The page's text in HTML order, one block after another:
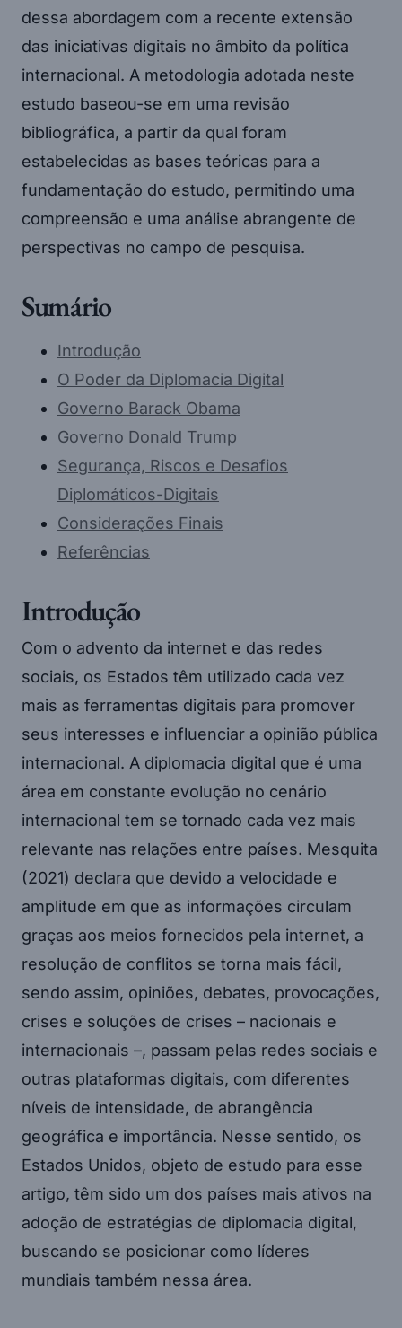
dessa abordagem com a recente extensão
das iniciativas digitais no âmbito da política
internacional. A metodologia adotada neste
estudo baseou-se em uma revisão
bibliográfica, a partir da qual foram
estabelecidas as bases teóricas para a
fundamentação do estudo, permitindo uma
compreensão e uma análise abrangente de
perspectivas no campo de pesquisa.
Sumário
Introdução
O Poder da Diplomacia Digital
Governo Barack Obama
Governo Donald Trump
Segurança, Riscos e Desafios
Diplomáticos-Digitais
Considerações Finais
Referências
Introdução
Com o advento da internet e das redes
sociais, os Estados têm utilizado cada vez
mais as ferramentas digitais para promover
seus interesses e influenciar a opinião pública
internacional. A diplomacia digital que é uma
área em constante evolução no cenário
internacional tem se tornado cada vez mais
relevante nas relações entre países. Mesquita
(2021) declara que devido a velocidade e
amplitude em que as informações circulam
graças aos meios fornecidos pela internet, a
resolução de conflitos se torna mais fácil,
sendo assim, opiniões, debates, provocações,
crises e soluções de crises – nacionais e
internacionais –, passam pelas redes sociais e
outras plataformas digitais, com diferentes
níveis de intensidade, de abrangência
geográfica e importância. Nesse sentido, os
Estados Unidos, objeto de estudo para esse
artigo, têm sido um dos países mais ativos na
adoção de estratégias de diplomacia digital,
buscando se posicionar como líderes
mundiais também nessa área.